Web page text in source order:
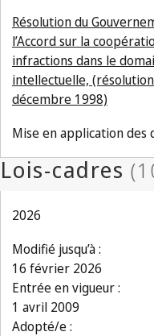
Résolution du
l’Accord sur la
infractions dans le
intellectuelle,
décembre 1998)
Mise en application des
2026
Modifié jusqu’à :
16 février 2026
Entrée en vigueur :
1 avril 2009
Adopté/e :